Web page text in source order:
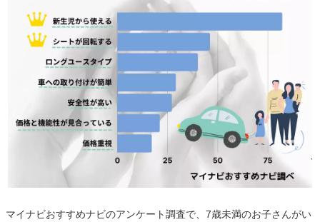
マイナビおすすめナビのアンケート調査で、7歳未満のお子さんがい